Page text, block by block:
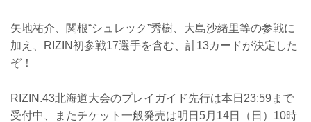
矢地祐介、関根“シュレック”秀樹、大島沙緒里等の参戦に
加え、RIZIN初参戦17選手を含む、計13カードが決定した
ぞ！
RIZIN.43北海道大会のプレイガイド先行は本日23:59まで
受付中、またチケット一般発売は明日5月14日（日）10時